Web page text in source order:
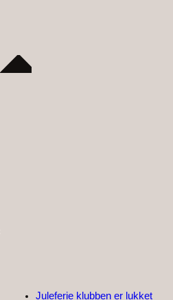
Juleferie klubben er lukket